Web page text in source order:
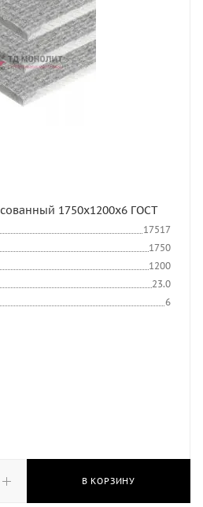
1750x1200x6 ГОСТ
17517
1750
1200
23.0
6
В КОРЗИНУ